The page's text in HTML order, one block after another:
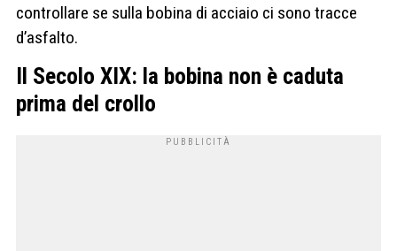
controllare se sulla bobina di acciaio ci sono tracce
d’asfalto.
Il Secolo XIX: la bobina non è caduta
prima del crollo